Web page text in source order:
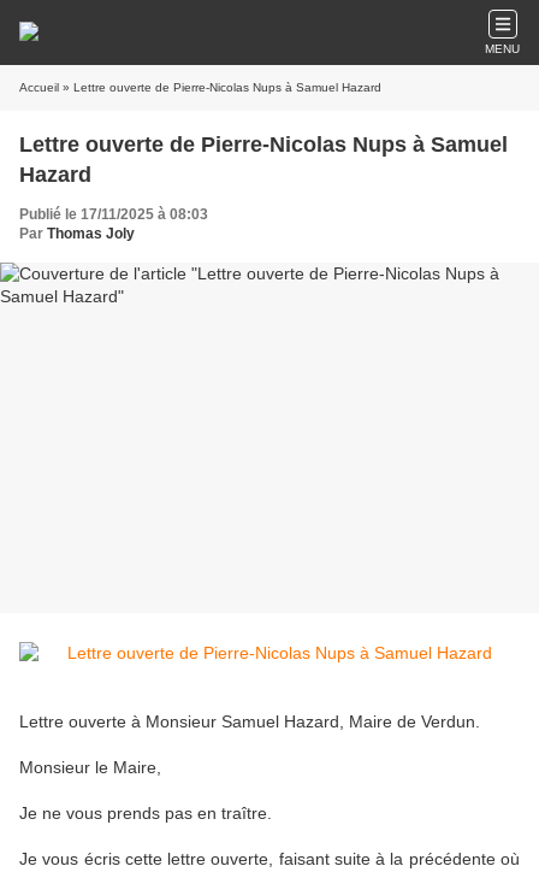
MENU
Accueil » Lettre ouverte de Pierre-Nicolas Nups à Samuel Hazard
Lettre ouverte de Pierre-Nicolas Nups à Samuel
Hazard
Publié le 17/11/2025 à 08:03
Par Thomas Joly
Lettre ouverte à Monsieur Samuel Hazard, Maire de Verdun.
Monsieur le Maire,
Je ne vous prends pas en traître.
Je vous écris cette lettre ouverte, faisant suite à la précédente où